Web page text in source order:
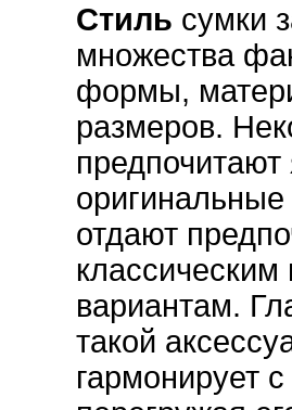
Стиль сумки
множества
формы,
размеров.
предпочитают
отдают
вариантам.
такой
гармонирует